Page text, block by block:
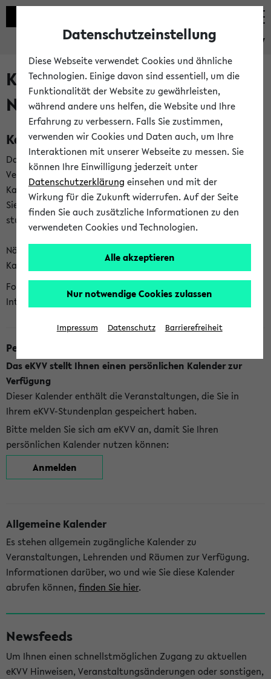
eKVV
Kalenderintegration und
Newsfeeds
Kalenderintegration
Das eKVV bietet Ihnen die Möglichkeit,
Veranstaltungstermine in eine Vielzahl von
Kalenderanwendungen einzubinden. Auf diese Weise können
Sie einen gemeinsamen Überblick über Ihre privaten und
studienbezogenen Termine erhalten.
Näheres zu Vorteilen und Funktionsweise der
Kalenderintegration können Sie auf unserer
Folgende Kalender bietet Ihnen das eKVV derzeit zur
Integration an:
Persönlicher Kalender
Das eKVV stellt Ihnen einen persönlichen Kalender zur
Verfügung
Dieser Kalender enthält die Veranstaltungen, die Sie in
Ihrem eKVV-Stundenplan gespeichert haben.
Bitte melden Sie sich am eKVV an, damit Sie Ihren
persönlichen Kalender nutzen können:
Anmelden
Allgemeine Kalender
Es stehen allgemein zugängliche Kalender zu
Veranstaltungen, Lehrenden und Räumen zur Verfügung.
Informationen darüber, wo und wie Sie diese Kalender
abrufen können, finden Sie hier.
Newsfeeds
Um Ihnen einen schnellstmöglichen Zugang zu aktuellen
eKVV Hinweisen, Veranstaltungsänderungen oder sonstigen,
Datenschutzeinstellung
Diese Webseite verwendet Cookies und ähnliche
Technologien. Einige davon sind essentiell, um die
Funktionalität der Website zu gewährleisten,
während andere uns helfen, die Website und Ihre
Erfahrung zu verbessern. Falls Sie zustimmen,
verwenden wir Cookies und Daten auch, um Ihre
Interaktionen mit unserer Webseite zu messen. Sie
können Ihre Einwilligung jederzeit unter
Datenschutzerklärung einsehen und mit der
Wirkung für die Zukunft widerrufen. Auf der Seite
finden Sie auch zusätzliche Informationen zu den
verwendeten Cookies und Technologien.
Alle akzeptieren
Nur notwendige Cookies zulassen
Impressum Datenschutz Barrierefreiheit